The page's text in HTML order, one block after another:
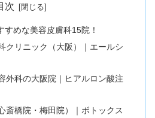
次
すめな美容皮膚科15院！
クリニック（大阪）｜エールシ
外科の大阪院｜ヒアルロン酸注
斎橋院・梅田院）｜ボトックス